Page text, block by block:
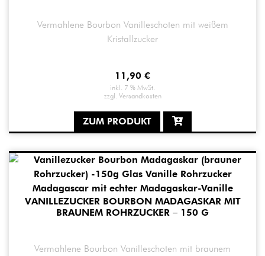
Vermahlene Bourbon Vanilleschoten mit weißem
Kristallzucker
11,90 €
inkl. 7 % MwSt.
zzgl. Versandkosten
ZUM PRODUKT
VANILLEZUCKER BOURBON MADAGASKAR MIT
BRAUNEM ROHRZUCKER – 150 G
Vermahlene Bourbon Vanilleschoten mit braunem